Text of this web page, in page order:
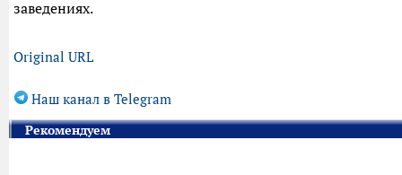
заведениях.
Original URL
Наш канал в Telegram
Рекомендуем